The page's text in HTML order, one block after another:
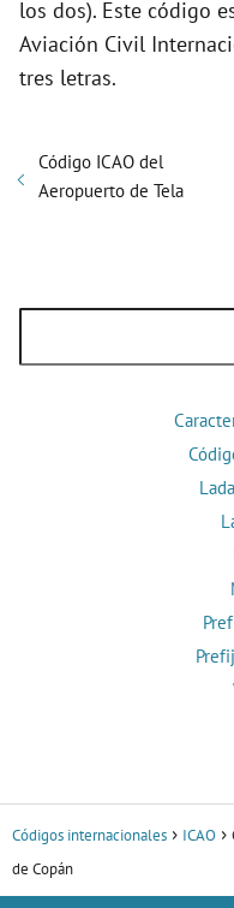
los dos). Este código
Aviación Civil
tres letras.
Código ICAO del
Aeropuerto de Tela
Códigos internacionales ICAO
de Copán